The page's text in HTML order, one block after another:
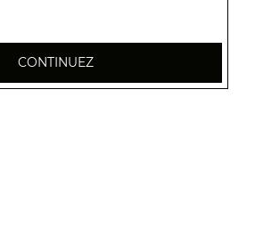
non disponible
CONTINUEZ